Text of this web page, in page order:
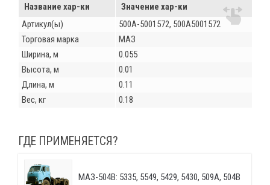
Название хар-ки
Значение хар-ки
Артикул(ы)
500А-5001572, 500А5001572
Торговая марка
МАЗ
Ширина, м
0.055
Высота, м
0.01
Длина, м
0.11
Вес, кг
0.18
ГДЕ ПРИМЕНЯЕТСЯ?
МАЗ-504В: 5335, 5549, 5429, 5430, 509А, 504В